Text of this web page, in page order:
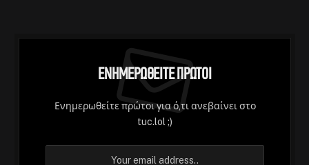
Ενημερωθείτε Πρώτοι
Ενημερωθείτε πρώτοι για ό,τι ανεβαίνει στο
tuc.lol ;)